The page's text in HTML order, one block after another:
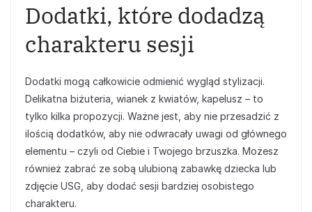
Dodatki, które dodadzą
charakteru sesji
Dodatki mogą całkowicie odmienić wygląd stylizacji.
Delikatna biżuteria, wianek z kwiatów, kapelusz – to
tylko kilka propozycji. Ważne jest, aby nie przesadzić z
ilością dodatków, aby nie odwracały uwagi od głównego
elementu – czyli od Ciebie i Twojego brzuszka. Możesz
również zabrać ze sobą ulubioną zabawkę dziecka lub
zdjęcie USG, aby dodać sesji bardziej osobistego
charakteru.